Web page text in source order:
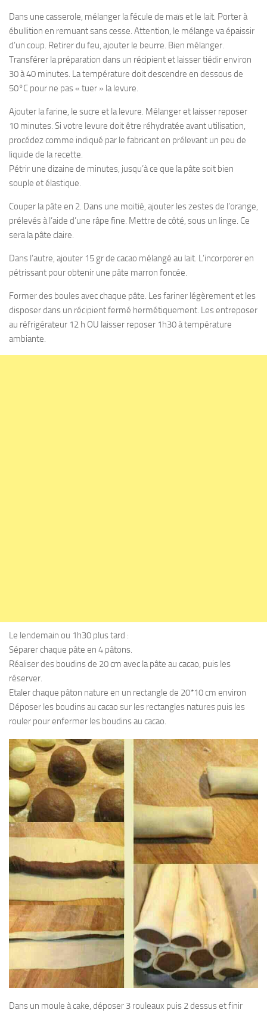
Dans une casserole, mélanger la fécule de maïs et le lait. Porter à
ébullition en remuant sans cesse. Attention, le mélange va épaissir
d’un coup. Retirer du feu, ajouter le beurre. Bien mélanger.
Transférer la préparation dans un récipient et laisser tiédir environ
30 à 40 minutes. La température doit descendre en dessous de
50°C pour ne pas « tuer » la levure.
Ajouter la farine, le sucre et la levure. Mélanger et laisser reposer
10 minutes. Si votre levure doit être réhydratée avant utilisation,
procédez comme indiqué par le fabricant en prélevant un peu de
liquide de la recette.
Pétrir une dizaine de minutes, jusqu’à ce que la pâte soit bien
souple et élastique.
Couper la pâte en 2. Dans une moitié, ajouter les zestes de l’orange,
prélevés à l’aide d’une râpe fine. Mettre de côté, sous un linge. Ce
sera la pâte claire.
Dans l’autre, ajouter 15 gr de cacao mélangé au lait. L’incorporer en
pétrissant pour obtenir une pâte marron foncée.
Former des boules avec chaque pâte. Les fariner légèrement et les
disposer dans un récipient fermé hermétiquement. Les entreposer
au réfrigérateur 12 h OU laisser reposer 1h30 à température
ambiante.
Le lendemain ou 1h30 plus tard :
Séparer chaque pâte en 4 pâtons.
Réaliser des boudins de 20 cm avec la pâte au cacao, puis les
réserver.
Etaler chaque pâton nature en un rectangle de 20*10 cm environ
Déposer les boudins au cacao sur les rectangles natures puis les
rouler pour enfermer les boudins au cacao.
Dans un moule à cake, déposer 3 rouleaux puis 2 dessus et finir